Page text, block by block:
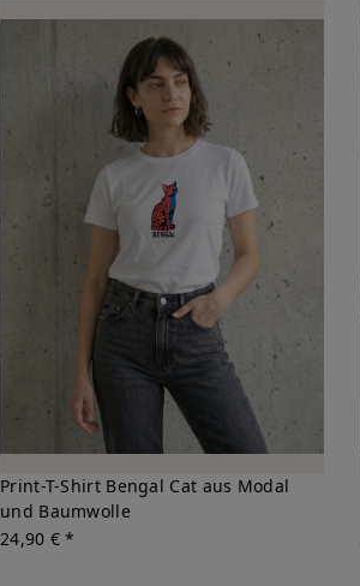
Print-T-Shirt Bengal Cat aus Modal
und Baumwolle
24,90 € *